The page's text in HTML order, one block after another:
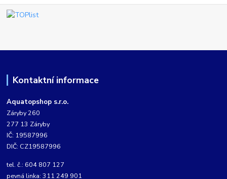
Kontaktní informace
Aquatopshop s.r.o.
Záryby 260
277 13 Záryby
IČ: 19587996
DIČ: CZ19587996
tel. č.: 604 807 127
pevná linka: 311 249 901